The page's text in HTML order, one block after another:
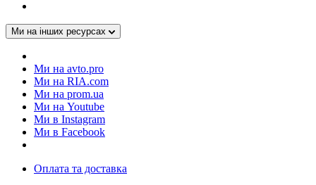
Ми на інших ресурсах
Ми на avto.pro
Ми на RIA.com
Ми на prom.ua
Ми на Youtube
Ми в Instagram
Ми в Facebook
Оплата та доставка